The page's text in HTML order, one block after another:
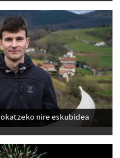
nire eskubidea